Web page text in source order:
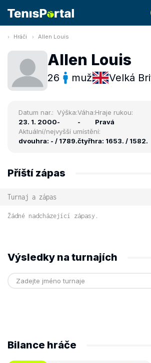
Hráči Allen Louis
Allen Louis
26 muž Velká
Datum nar.:
23. 1. 2000
Výška:
-
Váha:
-
Hraje rukou:
Pravá
Aktuální/nejvyšší umístění:
dvouhra: - / 1789.čtyřhra: 1653. / 1582.
Příští zápas
Turnaj a zápas
Žádné nadcházející zápasy.
Výsledky na turnajích
Bilance hráče